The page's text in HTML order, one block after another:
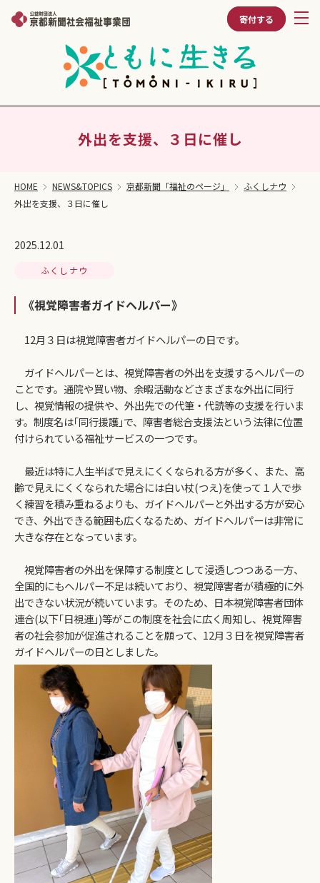
寄付する
外出を支援、３日に催し
HOME NEWS&TOPICS 京都新聞「福祉のページ」
ふくしナウ
外出を支援、３日に催し
2025.12.01
ふくしナウ
《視覚障害者ガイドヘルパー》
12月３日は視覚障害者ガイドヘルパーの日です。
ガイドヘルパーとは、視覚障害者の外出を支援するヘルパーの
ことです。通院や買い物、余暇活動などさまざまな外出に同行
し、視覚情報の提供や、外出先での代筆・代読等の支援を行いま
す。制度名は｢同行援護｣で、障害者総合支援法という法律に位置
付けられている福祉サービスの一つです。
最近は特に人生半ばで見えにくくなられる方が多く、また、高
齢で見えにくくなられた場合には白い杖(つえ)を使って１人で歩
く練習を積み重ねるよりも、ガイドヘルパーと外出する方が安心
でき、外出できる範囲も広くなるため、ガイドヘルパーは非常に
大きな存在となっています。
視覚障害者の外出を保障する制度として浸透しつつある一方、
全国的にもヘルパー不足は続いており、視覚障害者が積極的に外
出できない状況が続いています。そのため、日本視覚障害者団体
連合(以下｢日視連｣)等がこの制度を社会に広く周知し、視覚障害
者の社会参加が促進されることを願って、12月３日を視覚障害者
ガイドヘルパーの日としました。